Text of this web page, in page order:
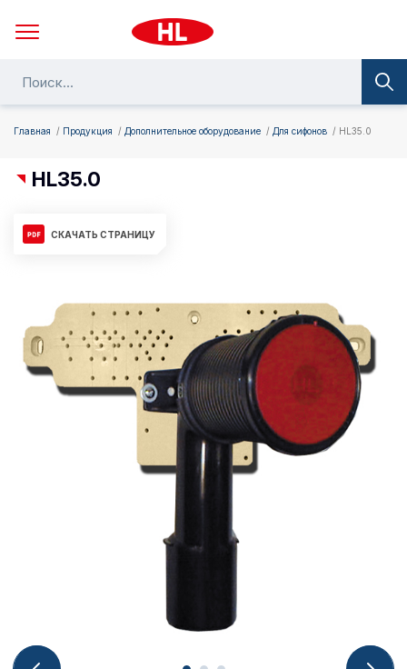
Главная Продукция Дополнительное оборудование Для сифонов HL35.0
HL35.0
СКАЧАТЬ СТРАНИЦУ